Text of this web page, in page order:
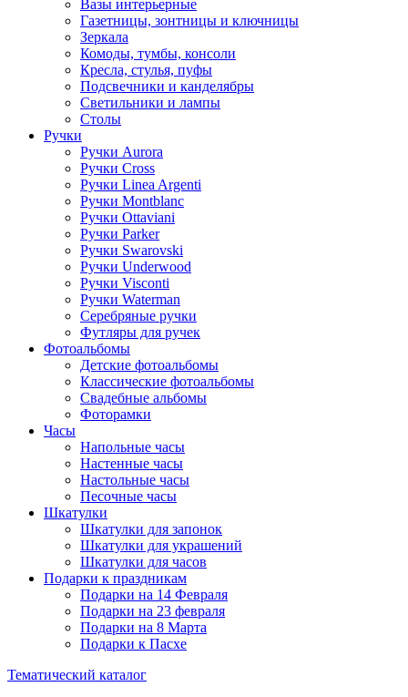
Вазы интерьерные
Газетницы, зонтницы и ключницы
Зеркала
Комоды, тумбы, консоли
Кресла, стулья, пуфы
Подсвечники и канделябры
Светильники и лампы
Столы
Ручки
Ручки Aurora
Ручки Cross
Ручки Linea Argenti
Ручки Montblanc
Ручки Ottaviani
Ручки Parker
Ручки Swarovski
Ручки Underwood
Ручки Visconti
Ручки Waterman
Серебряные ручки
Футляры для ручек
Фотоальбомы
Детские фотоальбомы
Классические фотоальбомы
Свадебные альбомы
Фоторамки
Часы
Напольные часы
Настенные часы
Настольные часы
Песочные часы
Шкатулки
Шкатулки для запонок
Шкатулки для украшений
Шкатулки для часов
Подарки к праздникам
Подарки на 14 Февраля
Подарки на 23 февраля
Подарки на 8 Марта
Подарки к Пасхе
Тематический каталог